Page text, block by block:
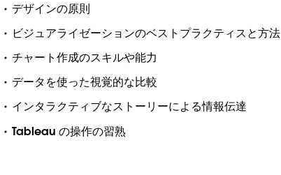
デザインの原則
ビジュアライゼーションのベストプラクティスと方法
チャート作成のスキルや能力
データを使った視覚的な比較
インタラクティブなストーリーによる情報伝達
Tableau の操作の習熟